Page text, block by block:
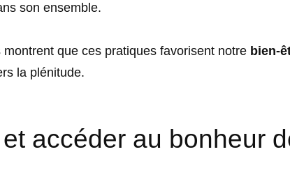
son ensemble.
montrent que ces pratiques favorisent notre bien-
la plénitude.
accéder au bonheur